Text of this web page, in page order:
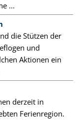
...
die Stützen der
und
Aktionen ein
derzeit in
Ferienregion.